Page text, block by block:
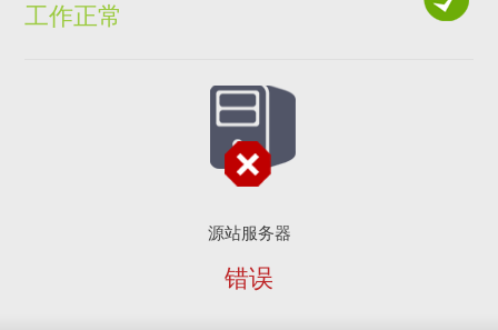
工作正常
源站服务器
错误